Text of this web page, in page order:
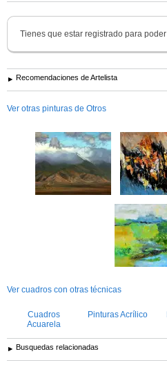
Tienes que estar registrado para poder
Recomendaciones de Artelista
Ver otras pinturas de Otros
Ver cuadros con otras técnicas
Cuadros
Acuarela
Pinturas Acrílico
Busquedas relacionadas